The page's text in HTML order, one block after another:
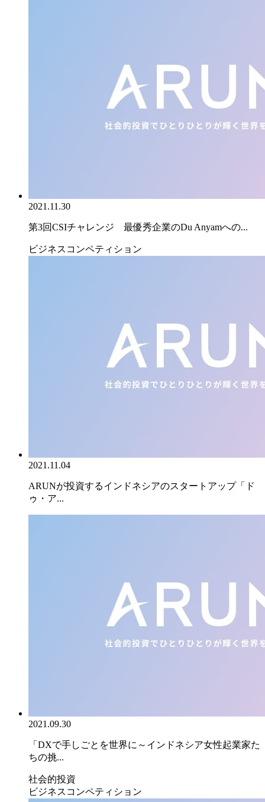
2021.11.30
第3回CSIチャレンジ 最優秀企業のDu Anyamへの...
ビジネスコンペティション
2021.11.04
ARUNが投資するインドネシアのスタートアップ「ド
ゥ・ア...
2021.09.30
「DXで手しごとを世界に～インドネシア女性起業家た
ちの挑...
社会的投資
ビジネスコンペティション